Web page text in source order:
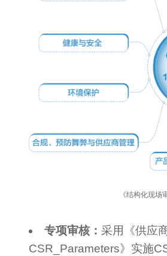
《结构化现
专项审核： 采用《供应
CSR_Parameters》实施